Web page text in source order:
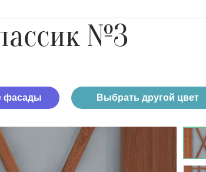
№3
фасады Выбрать другой цвет